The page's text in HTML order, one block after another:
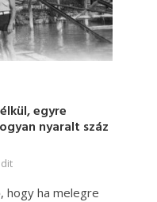
egyre
nyaralt száz
hogy ha melegre